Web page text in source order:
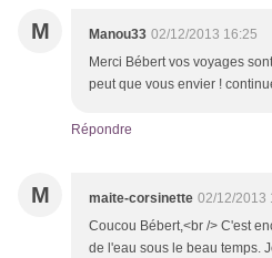
M Manou33 02/12/2013 16:25
Merci Bébert vos voyages
peut que vous envier !
Répondre
M maite-corsinette 02/12/2013
Coucou Bébert,<br /> C'est
de l'eau sous le beau temps.